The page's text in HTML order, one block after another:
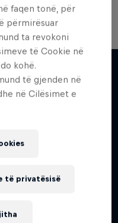
faqen tonë, për
përmirësuar
ta revokoni
të Cookie në
kohë.
të gjenden në
në Cilësimet e
të privatësisë